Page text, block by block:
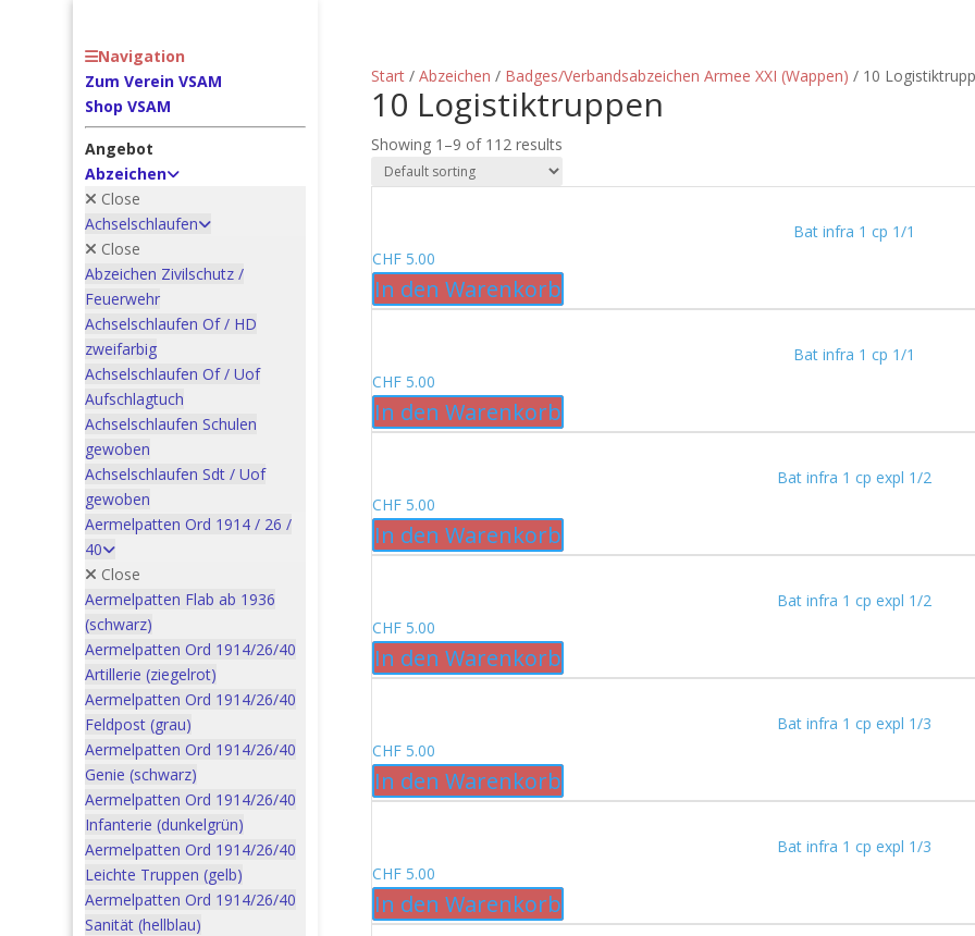
Navigation
Zum Verein VSAM
Shop VSAM
Angebot
Abzeichen
Close
Achselschlaufen
Close
Abzeichen Zivilschutz /
Feuerwehr
Achselschlaufen Of / HD
zweifarbig
Achselschlaufen Of / Uof
Aufschlagtuch
Achselschlaufen Schulen
gewoben
Achselschlaufen Sdt / Uof
gewoben
Aermelpatten Ord 1914 / 26 /
40
Close
Aermelpatten Flab ab 1936
(schwarz)
Aermelpatten Ord 1914/26/40
Artillerie (ziegelrot)
Aermelpatten Ord 1914/26/40
Feldpost (grau)
Aermelpatten Ord 1914/26/40
Genie (schwarz)
Aermelpatten Ord 1914/26/40
Infanterie (dunkelgrün)
Aermelpatten Ord 1914/26/40
Leichte Truppen (gelb)
Aermelpatten Ord 1914/26/40
Sanität (hellblau)
Start /Abzeichen / Badges/Verbandsabzeichen Armee XXI (Wappen) / 10
10 Logistiktruppen
Showing 1–9 of 112 results
Bat infra 1 cp 1/1
CHF 5.00
In den Warenkorb
Bat infra 1 cp 1/1
CHF 5.00
In den Warenkorb
Bat infra 1 cp expl 1/2
CHF 5.00
In den Warenkorb
Bat infra 1 cp expl 1/2
CHF 5.00
In den Warenkorb
Bat infra 1 cp expl 1/3
CHF 5.00
In den Warenkorb
Bat infra 1 cp expl 1/3
CHF 5.00
In den Warenkorb